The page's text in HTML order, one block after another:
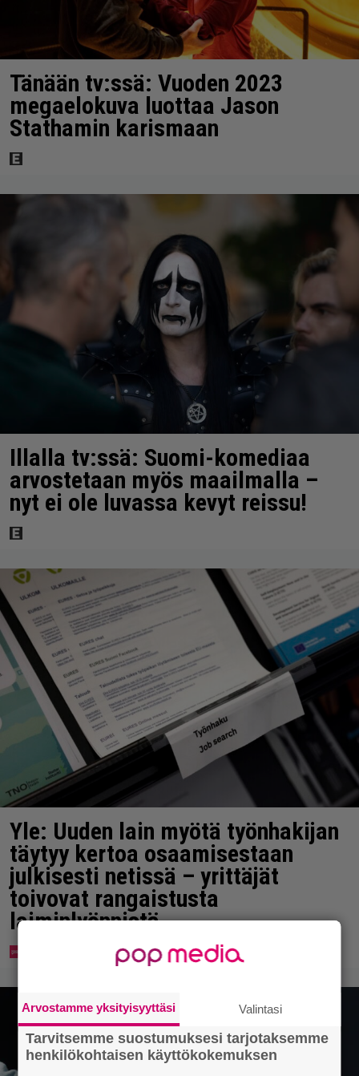
Tänään tv:ssä: Vuoden 2023
megaelokuva luottaa Jason
Stathamin karismaan
Illalla tv:ssä: Suomi-komediaa
arvostetaan myös maailmalla –
nyt ei ole luvassa kevyt reissu!
Yle: Uuden lain myötä työnhakijan
täytyy kertoa osaamisestaan
julkisesti netissä – yrittäjät
toivovat rangaistusta
laiminlyönnistä
Arvostamme yksityisyyttäsi Valintasi
Tarvitsemme suostumuksesi tarjotaksemme
henkilökohtaisen käyttökokemuksen